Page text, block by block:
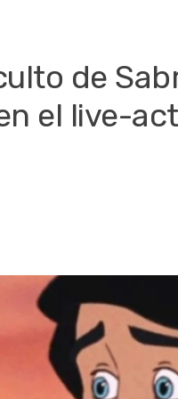
de
el live-